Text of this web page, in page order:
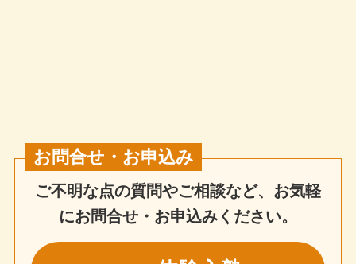
お問合せ・お申込み
ご不明な点の質問やご相談など、お気軽
にお問合せ・お申込みください。